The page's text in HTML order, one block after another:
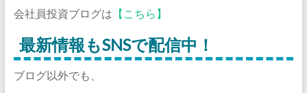
会社員投資ブログは 【こちら】
最新情報もSNSで配信中！
ブログ以外でも、